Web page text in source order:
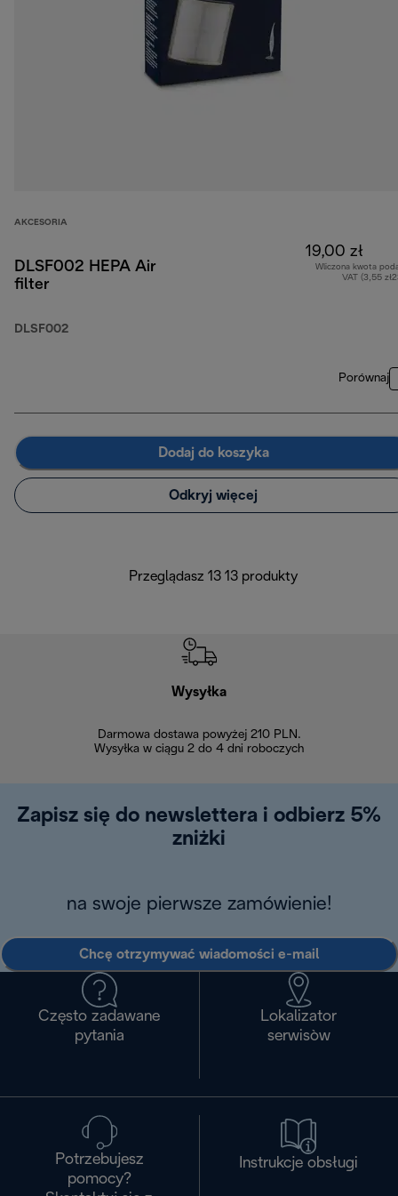
AKCESORIA
DLSF002 HEPA Air
filter
DLSF002
19,00 zł
Wliczona kwota
VAT (3,55
Porównaj
Dodaj do koszyka
Odkryj więcej
Przeglądasz 13 13 produkty
Wysyłka
Darmowa dostawa powyżej 210 PLN.
Wysyłka w ciągu 2 do 4 dni roboczych
Zapisz się do newslettera i odbierz 5%
zniżki
na swoje pierwsze zamówienie!
Chcę otrzymywać wiadomości e-mail
Często zadawane
pytania
Lokalizator
serwisòw
Potrzebujesz
pomocy?
Instrukcje obsługi